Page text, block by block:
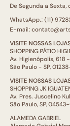
De Segunda a Sexta,
WhatsApp.: (11)
E-mail:
VISITE NOSSAS
SHOPPING PÁTIO
Av. Higienópolis, 618
São Paulo - SP,
VISITE NOSSAS
SHOPPING JK
Av. Pres. Juscelino
São Paulo, SP, 04543-
ALAMEDA GABRIEL